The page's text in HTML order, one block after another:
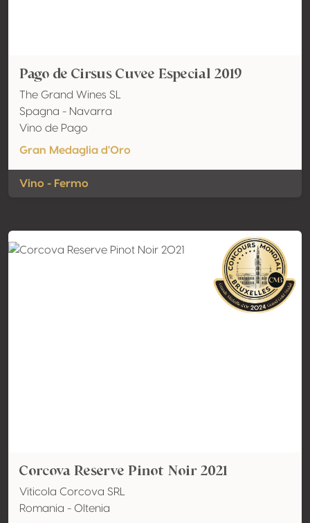
Pago de Cirsus Cuvee Especial 2019
The Grand Wines SL
Spagna - Navarra
Vino de Pago
Gran Medaglia d'Oro
Vino - Fermo
Corcova Reserve Pinot Noir 2021
Viticola Corcova SRL
Romania - Oltenia